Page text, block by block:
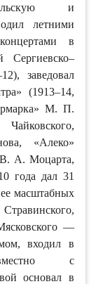
и
летними
в
Сергиевско–
заведовал
(1913–14,
М. П.
«Алеко»
А. Моцарта,
года дал 31
масштабных
—
входил в
с
основал в